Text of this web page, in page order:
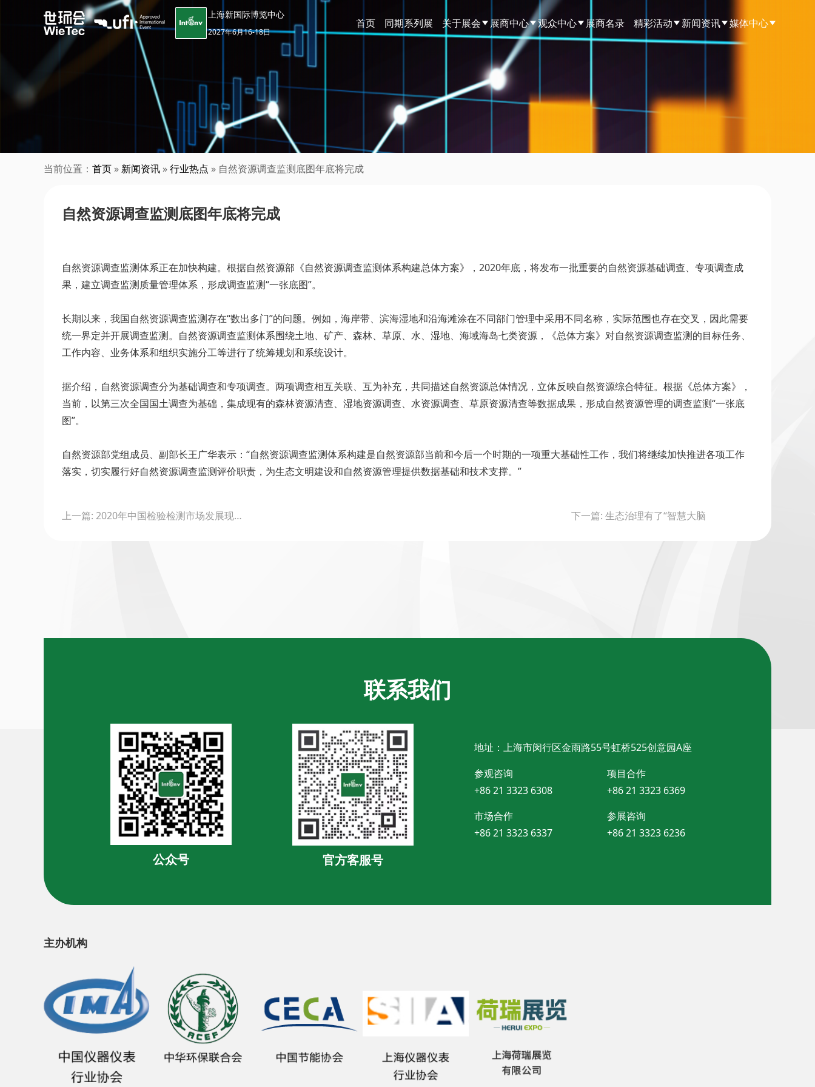
上海新国际博览中心
2027年6月16-18日
首页 同期系列展 关于展会 展商中心 观众中心 展商名录 精彩活动 新闻资讯 媒体中心
当前位置： 首页 » 新闻资讯 »行业热点 » 自然资源调查监测底图年底将完成
自然资源调查监测底图年底将完成
自然资源调查监测体系正在加快构建。根据自然资源部《自然资源调查监测体系构建总体方案》，2020年底，将发布一批重要的自然资源基础调查、专项调查成
果，建立调查监测质量管理体系，形成调查监测“一张底图”。
长期以来，我国自然资源调查监测存在“数出多门”的问题。例如，海岸带、滨海湿地和沿海滩涂在不同部门管理中采用不同名称，实际范围也存在交叉，因此需要
统一界定并开展调查监测。自然资源调查监测体系围绕土地、矿产、森林、草原、水、湿地、海域海岛七类资源，《总体方案》对自然资源调查监测的目标任务、
工作内容、业务体系和组织实施分工等进行了统筹规划和系统设计。
据介绍，自然资源调查分为基础调查和专项调查。两项调查相互关联、互为补充，共同描述自然资源总体情况，立体反映自然资源综合特征。根据《总体方案》，
当前，以第三次全国国土调查为基础，集成现有的森林资源清查、湿地资源调查、水资源调查、草原资源清查等数据成果，形成自然资源管理的调查监测“一张底
图”。
自然资源部党组成员、副部长王广华表示：“自然资源调查监测体系构建是自然资源部当前和今后一个时期的一项重大基础性工作，我们将继续加快推进各项工作
落实，切实履行好自然资源调查监测评价职责，为生态文明建设和自然资源管理提供数据基础和技术支撑。”
navigation
上一篇: 2020年中国检验检测市场发展现状分析 新兴领域增长更快 下一篇: 生态治理有了“智慧大脑
联系我们
公众号 官方客服号
地址：上海市闵行区金雨路55号虹桥525创意园A座
参观咨询
+86 21 3323 6308
项目合作
+86 21 3323 6369
市场合作
+86 21 3323 6337
参展咨询
+86 21 3323 6236
主办机构